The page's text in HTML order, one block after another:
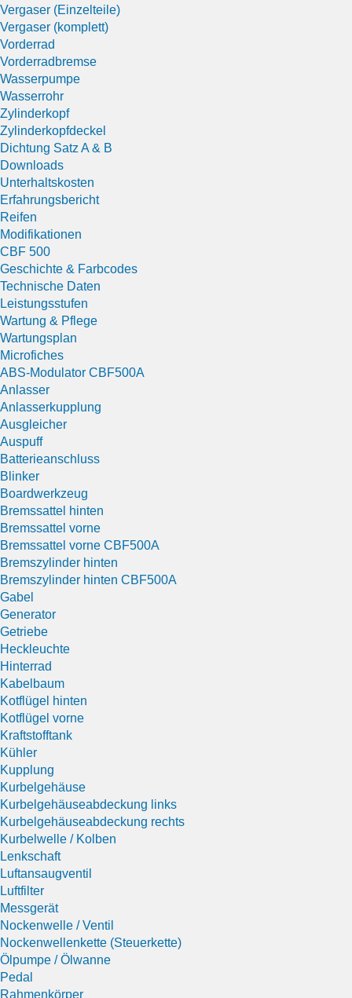
Vergaser (Einzelteile)
Vergaser (komplett)
Vorderrad
Vorderradbremse
Wasserpumpe
Wasserrohr
Zylinderkopf
Zylinderkopfdeckel
Dichtung Satz A & B
Downloads
Unterhaltskosten
Erfahrungsbericht
Reifen
Modifikationen
CBF 500
Geschichte & Farbcodes
Technische Daten
Leistungsstufen
Wartung & Pflege
Wartungsplan
Microfiches
ABS-Modulator CBF500A
Anlasser
Anlasserkupplung
Ausgleicher
Auspuff
Batterieanschluss
Blinker
Boardwerkzeug
Bremssattel hinten
Bremssattel vorne
Bremssattel vorne CBF500A
Bremszylinder hinten
Bremszylinder hinten CBF500A
Gabel
Generator
Getriebe
Heckleuchte
Hinterrad
Kabelbaum
Kotflügel hinten
Kotflügel vorne
Kraftstofftank
Kühler
Kupplung
Kurbelgehäuse
Kurbelgehäuseabdeckung links
Kurbelgehäuseabdeckung rechts
Kurbelwelle / Kolben
Lenkschaft
Luftansaugventil
Luftfilter
Messgerät
Nockenwelle / Ventil
Nockenwellenkette (Steuerkette)
Ölpumpe / Ölwanne
Pedal
Rahmenkörper